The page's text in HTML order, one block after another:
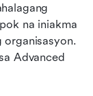
na iniakma
organisasyon.
Advanced